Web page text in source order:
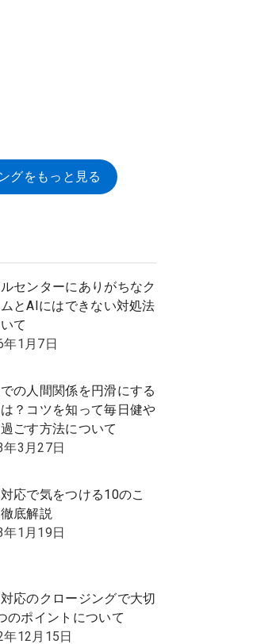
グをもっと見る
センターにありがちなク
とAIにはできない対処法
て
1月7日
の人間関係を円滑にする
？コツを知って毎日健や
ごす方法について
年3月27日
応で気をつける10のこ
底解説
年1月19日
応のクロージングで大切
のポイントについて
年12月15日